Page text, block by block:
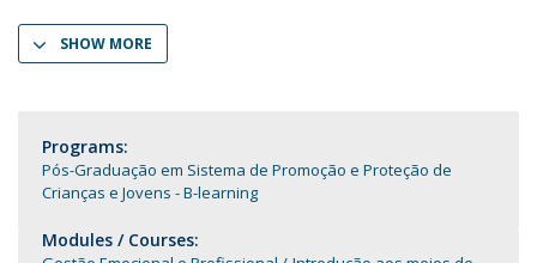
SHOW MORE
Programs:
Pós-Graduação em Sistema de Promoção e Proteção de
Crianças e Jovens - B-learning
Modules / Courses: